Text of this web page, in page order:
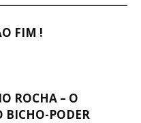
FIM !
ROCHA – O
BICHO-PODER